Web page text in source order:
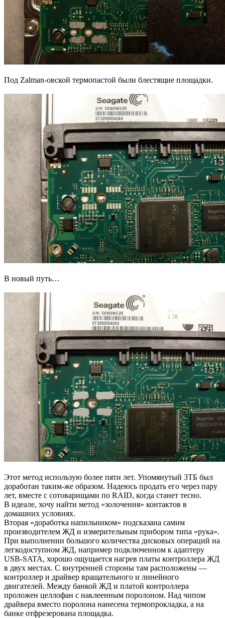
Под Zalman-овской термопастой были блестящие площадки.
В новый путь…
Этот метод использую более пяти лет. Упомянутый 3ТБ был
доработан таким-же образом. Надеюсь продать его через пару
лет, вместе с сотоварищами по RAID, когда станет тесно.
В идеале, хочу найти метод «золочения» контактов в
домашних условиях.
Вторая «доработка напильником» подсказана самим
производителем ЖД и измерительным прибором типа «рука».
При выполнении большого количества дисковых операций на
легкодоступном ЖД, например подключенном к адаптеру
USB-SATA, хорошо ощущается нагрев платы контроллера ЖД
в двух местах. С внутренней стороны там расположены —
контроллер и драйвер вращательного и линейного
двигателей. Между банкой ЖД и платой контроллера
проложен целлофан с наклеенным поролоном. Над чипом
драйвера вместо поролона нанесена термопрокладка, а на
банке отфрезерована площадка.